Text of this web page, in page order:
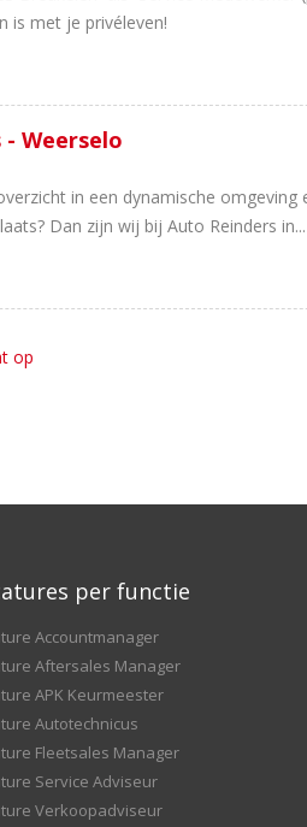
is met je privéleven!
Weerselo
in een dynamische omgeving
Dan zijn wij bij Auto Reinders in...
op
per functie
Accountmanager
Aftersales Manager
APK Keurmeester
Autotechnicus
Fleetsales Manager
Service Adviseur
Verkoopadviseur